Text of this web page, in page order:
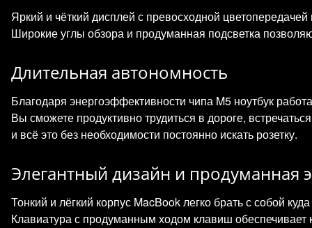
Яркий и чёткий дисплей с превосходной
Широкие углы обзора и продуманная подсветка
Длительная автономность
Благодаря энергоэффективности чипа M5 ноутбук
Вы сможете продуктивно трудиться в дороге,
и всё это без необходимости постоянно искать розетку.
Элегантный дизайн и продуманная
Тонкий и лёгкий корпус MacBook легко брать с собой
Клавиатура с продуманным ходом клавиш